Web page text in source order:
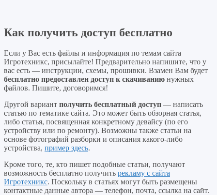
Как получить доступ бесплатно
Если у Вас есть файлы и информация по темам сайта
Игротехникс, присылайте! Предварительно напишите, что у
вас есть — инструкции, схемы, прошивки. Взамен Вам будет
бесплатно предоставлен доступ к скачиванию нужных
файлов. Пишите, договоримся!
Другой вариант получить бесплатный доступ — написать
статью по тематике сайта. Это может быть обзорная статья,
либо статья, посвященная конкретному девайсу (по его
устройству или по ремонту). Возможны также статьи на
основе фотографий разборки и описания какого-либо
устройства, пример здесь.
Кроме того, те, кто пишет подобные статьи, получают
возможность бесплатно получить рекламу с сайта
Игротехникс. Поскольку в статьях могут быть размещены
контактные данные автора — телефон, почта, ссылка на сайт.